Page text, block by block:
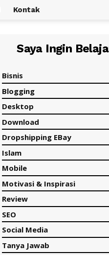
Kontak
Saya Ingin
Bisnis
Blogging
Desktop
Download
Dropshipping EBay
Islam
Mobile
Motivasi & Inspirasi
Review
SEO
Social Media
Tanya Jawab